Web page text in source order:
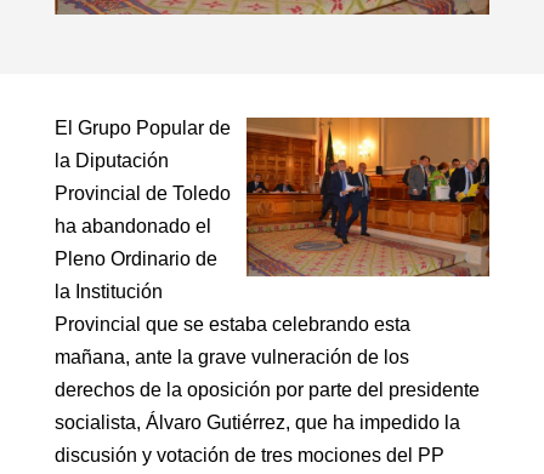
El Grupo Popular de
la Diputación
Provincial de Toledo
ha abandonado el
Pleno Ordinario de
la Institución
Provincial que se estaba celebrando esta
mañana, ante la grave vulneración de los
derechos de la oposición por parte del presidente
socialista, Álvaro Gutiérrez, que ha impedido la
discusión y votación de tres mociones del PP